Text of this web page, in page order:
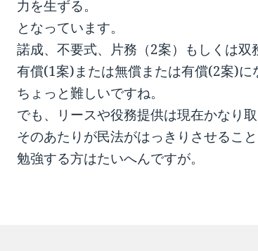
力を生ずる。
となっています。
諾成、不要式、片務（2案）もしくは双
有償(1案)または無償または有償(2案)に
ちょっと難しいですね。
でも、リースや役務提供は現在かなり
そのあたりが民法がはっきりさせるこ
勉強する方はたいへんですが。